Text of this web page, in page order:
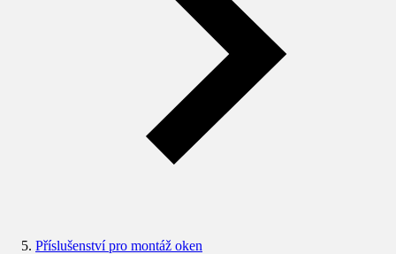
Příslušenství pro montáž oken